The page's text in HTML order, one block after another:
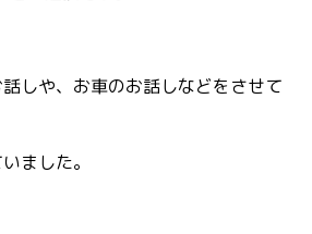
しや、お車のお話しなどをさせて
ました。